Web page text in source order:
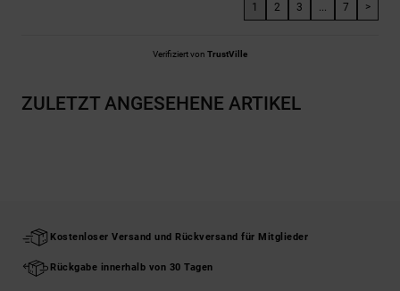
1 2 3 ... 7 >
Verifiziert von TrustVille
ZULETZT ANGESEHENE ARTIKEL
Kostenloser Versand und Rückversand für Mitglieder
Rückgabe innerhalb von 30 Tagen